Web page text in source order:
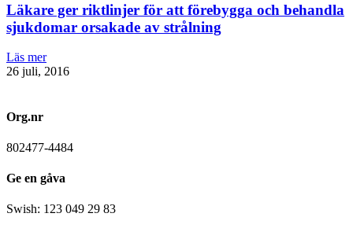
Läkare ger riktlinjer för att förebygga och behandla
sjukdomar orsakade av strålning
Läs mer
26 juli, 2016
Org.nr
802477-4484
Ge en gåva
Swish: 123 049 29 83